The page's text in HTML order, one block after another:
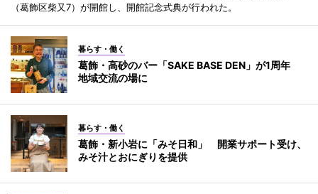
（葛飾区柴又7）が開館し、開館記念式典が行われた。
暮らす・働く
葛飾・高砂のバー「SAKE BASE DEN」が1周年
地域交流の場に
暮らす・働く
葛飾・新小岩に「みそ日和」 開業サポート受け、
みそ汁とおにぎりを提供